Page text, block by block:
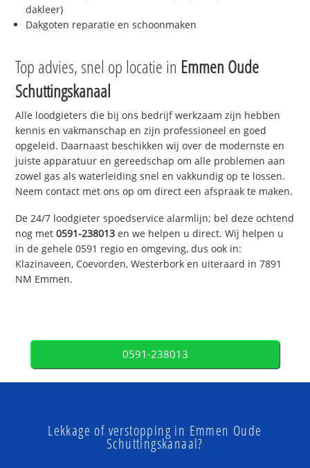
dakleer)
Dakgoten reparatie en schoonmaken
Top advies, snel op locatie in Emmen Oude
Schuttingskanaal
Alle loodgieters die bij ons bedrijf werkzaam zijn hebben
kennis en vakmanschap en zijn professioneel en goed
opgeleid. Daarnaast beschikken wij over de modernste en
juiste apparatuur en gereedschap om alle problemen aan
zowel gas als waterleiding snel en vakkundig op te lossen.
Neem contact met ons op om direct een afspraak te maken.
De 24/7 loodgieter spoedservice alarmlijn; bel deze ochtend
nog met0591-238013 en we helpen u direct. Wij helpen u
in de gehele 0591 regio en omgeving, dus ook in:
Klazinaveen, Coevorden, Westerbork en uiteraard in 7891
NM Emmen.
0591-238013
Lekkage of verstopping in Emmen Oude
Schuttingskanaal?